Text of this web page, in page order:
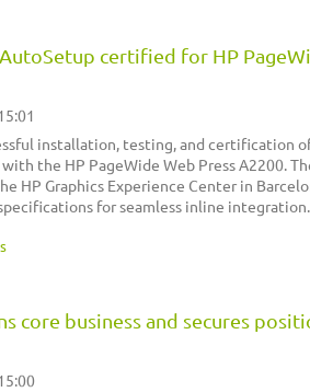
certified for HP
installation, testing, and certification
the HP PageWide Web Press A2200.
HP Graphics Experience Center in
for seamless inline integration.
core business and secures